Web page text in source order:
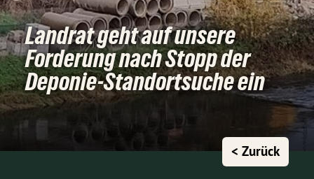
Landrat geht auf unsere
Forderung nach Stopp der
Deponie-Standortsuche ein
< Zurück